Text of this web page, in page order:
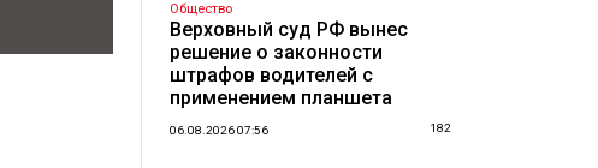
Общество
Верховный суд РФ вынес
решение о законности
штрафов водителей с
применением планшета
06.08.2026 07:56 182